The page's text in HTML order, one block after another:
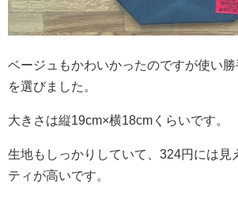
ベージュもかわいかったのですが使い
を選びました。
大きさは縦19cm×横18cmくらいです。
生地もしっかりしていて、324円には見
ティが高いです。